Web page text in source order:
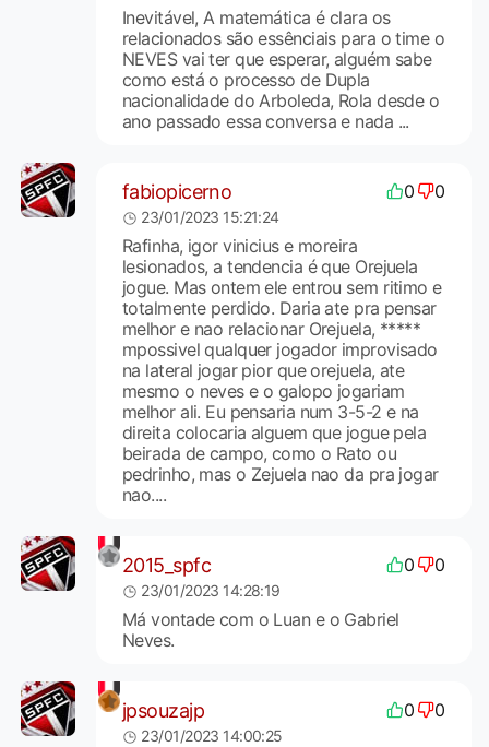
Inevitável, A matemática é clara os
relacionados são essênciais para o time o
NEVES vai ter que esperar, alguém sabe
como está o processo de Dupla
nacionalidade do Arboleda, Rola desde o
ano passado essa conversa e nada ...
fabiopicerno 0 0
23/01/2023 15:21:24
Rafinha, igor vinicius e moreira
lesionados, a tendencia é que Orejuela
jogue. Mas ontem ele entrou sem ritimo e
totalmente perdido. Daria ate pra pensar
melhor e nao relacionar Orejuela, *****
mpossivel qualquer jogador improvisado
na lateral jogar pior que orejuela, ate
mesmo o neves e o galopo jogariam
melhor ali. Eu pensaria num 3-5-2 e na
direita colocaria alguem que jogue pela
beirada de campo, como o Rato ou
pedrinho, mas o Zejuela nao da pra jogar
nao....
2015_spfc 0 0
23/01/2023 14:28:19
Má vontade com o Luan e o Gabriel
Neves.
jpsouzajp 0 0
23/01/2023 14:00:25